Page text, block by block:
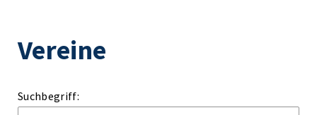
Vereine
Suchbegriff: